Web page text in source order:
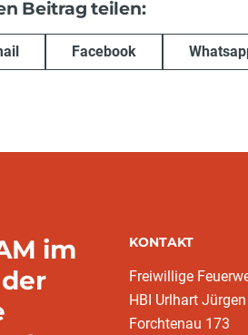
Beitrag teilen:
Facebook
im
KONTAKT
Freiwillige
HBI Urlhart Jürgen
Forchtenau 173